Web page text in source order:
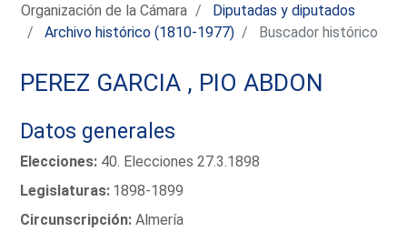
Organización de la Cámara
Diputadas y diputados
Archivo histórico (1810-1977)
Buscador histórico
PEREZ GARCIA , PIO ABDON
Datos generales
Elecciones: 40. Elecciones 27.3.1898
Legislaturas: 1898-1899
Circunscripción: Almería